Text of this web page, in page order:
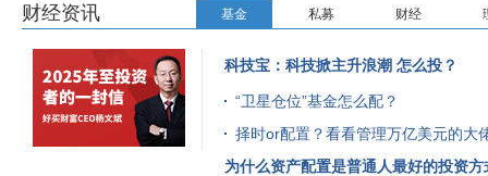
财经资讯 基金 私募 财经
科技宝：科技掀主升浪潮 怎么投？
“卫星仓位”基金怎么配？
择时or配置？看看管理万亿美元的大
为什么资产配置是普通人最好的投资方